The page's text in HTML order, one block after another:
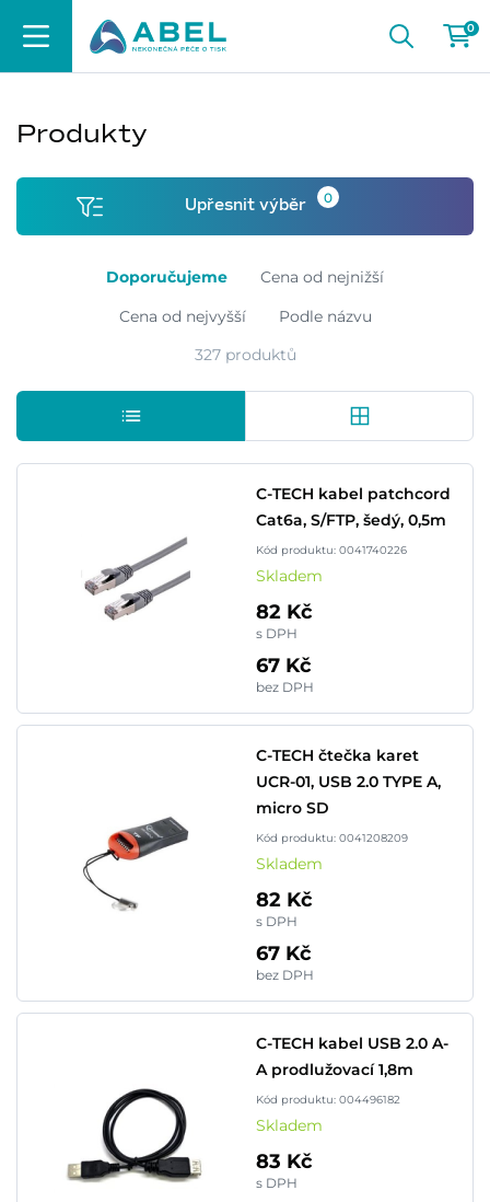
0
Produkty
Upřesnit výběr 0
Doporučujeme
Cena od nejnižší
Cena od nejvyšší
Podle názvu
327 produktů
C-TECH kabel patchcord
Cat6a, S/FTP, šedý, 0,5m
Kód produktu: 0041740226
Skladem
82 Kč
s DPH
67 Kč
bez DPH
C-TECH čtečka karet
UCR-01, USB 2.0 TYPE A,
micro SD
Kód produktu: 0041208209
Skladem
82 Kč
s DPH
67 Kč
bez DPH
C-TECH kabel USB 2.0 A-
A prodlužovací 1,8m
Kód produktu: 004496182
Skladem
83 Kč
s DPH